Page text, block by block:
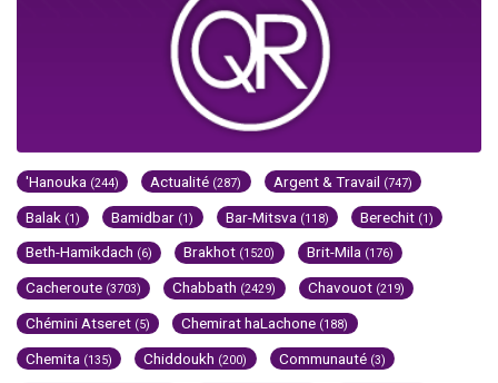
'Hanouka (244) Actualité (287) Argent & Travail (747)
Balak (1) Bamidbar (1) Bar-Mitsva (118) Berechit (1)
Beth-Hamikdach (6) Brakhot (1520) Brit-Mila (176)
Cacheroute (3703) Chabbath (2429) Chavouot (219)
Chémini Atseret (5) Chemirat haLachone (188)
Chemita (135) Chiddoukh (200) Communauté (3)